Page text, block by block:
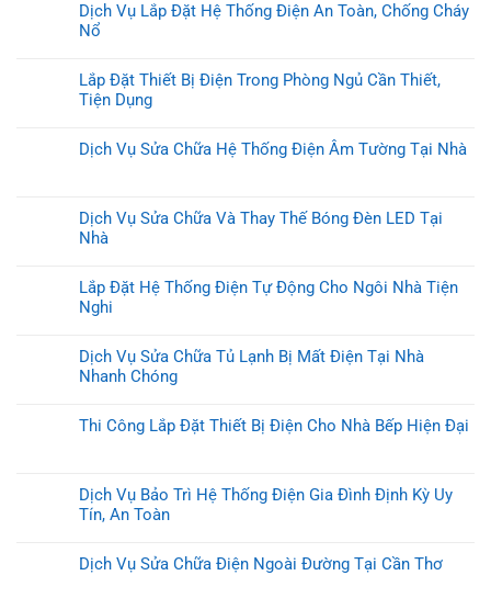
Dịch Vụ Lắp Đặt Hệ Thống Điện An Toàn, Chống Cháy
Nổ
Lắp Đặt Thiết Bị Điện Trong Phòng Ngủ Cần Thiết,
Tiện Dụng
Dịch Vụ Sửa Chữa Hệ Thống Điện Âm Tường Tại Nhà
Dịch Vụ Sửa Chữa Và Thay Thế Bóng Đèn LED Tại
Nhà
Lắp Đặt Hệ Thống Điện Tự Động Cho Ngôi Nhà Tiện
Nghi
Dịch Vụ Sửa Chữa Tủ Lạnh Bị Mất Điện Tại Nhà
Nhanh Chóng
Thi Công Lắp Đặt Thiết Bị Điện Cho Nhà Bếp Hiện Đại
Dịch Vụ Bảo Trì Hệ Thống Điện Gia Đình Định Kỳ Uy
Tín, An Toàn
Dịch Vụ Sửa Chữa Điện Ngoài Đường Tại Cần Thơ